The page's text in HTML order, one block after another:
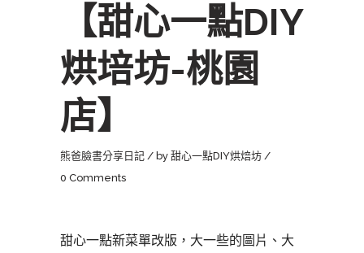
【甜心一點DIY
烘培坊-桃園
店】
熊爸臉書分享日記 by 甜心一點DIY烘焙坊
0 Comments
甜心一點新菜單改版，大一些的圖 片、大